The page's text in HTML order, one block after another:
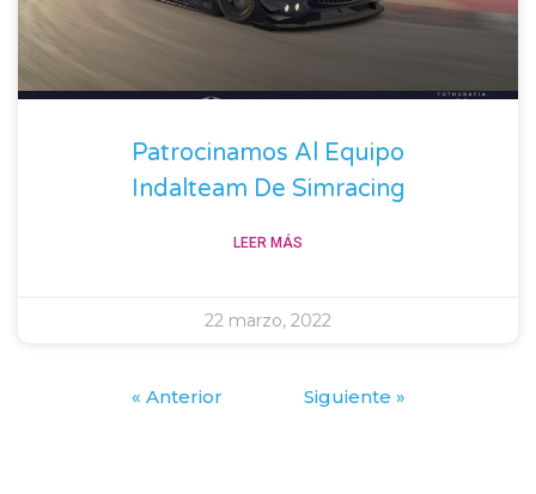
Patrocinamos Al Equipo
Indalteam De Simracing
LEER MÁS
22 marzo, 2022
« Anterior Siguiente »